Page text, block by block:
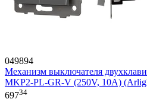
049894
Механизм выключателя
MKP2-PL-GR-V (250V, 10A)
69734